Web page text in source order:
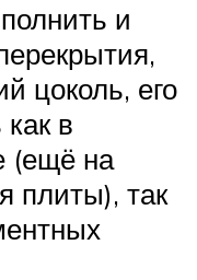
и
цоколь, его
в
(ещё на
плиты), так